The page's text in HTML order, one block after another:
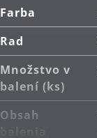
Farba
Rad
Množstvo v
balení (ks)
Obsah